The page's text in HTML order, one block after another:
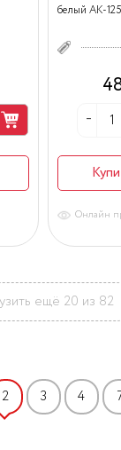
белый АК-
Онлайн
ещё 20 из 82
2 3 4